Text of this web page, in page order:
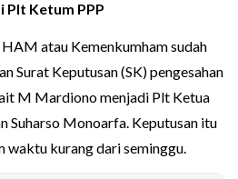
Plt Ketum PPP
atau Kemenkumham sudah
Surat Keputusan (SK) pengesahan
M Mardiono menjadi Plt Ketua
Suharso Monoarfa. Keputusan itu
waktu kurang dari seminggu.